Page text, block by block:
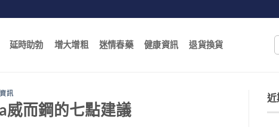
延時助勃 增大增粗 迷情春藥 健康資訊 退貨換貨
訊
威而鋼的七點建議
近